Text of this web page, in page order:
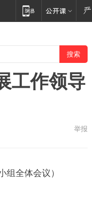
工作领导
举报
组全体会议）